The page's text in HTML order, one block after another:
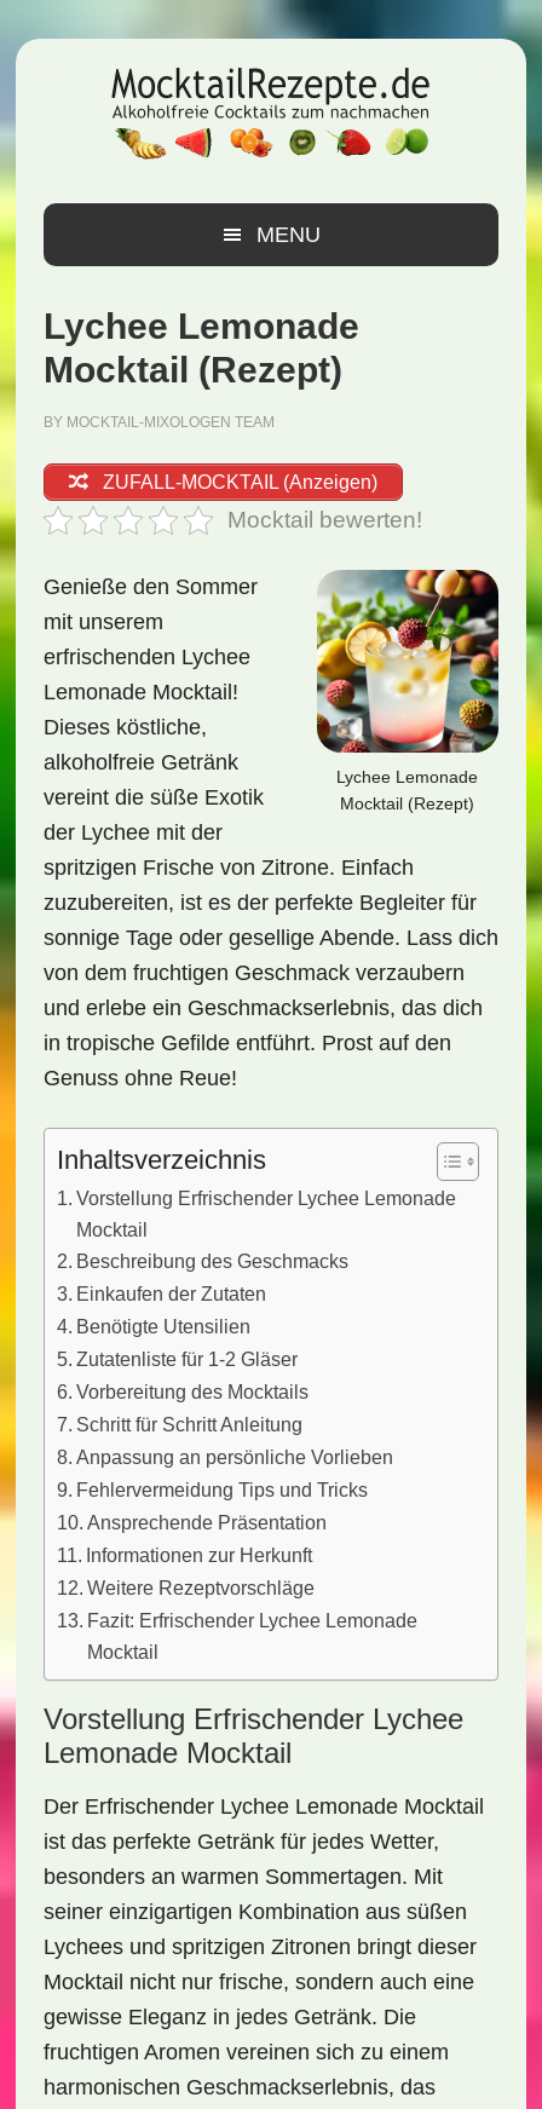
Hauptnavigation
Inhalt
Seitenspalte
MENU
Lychee Lemonade
Mocktail (Rezept)
BY MOCKTAIL-MIXOLOGEN TEAM
ZUFALL-MOCKTAIL (Anzeigen)
Mocktail bewerten!
Lychee Lemonade
Mocktail (Rezept)
Genieße den Sommer
mit unserem
erfrischenden Lychee
Lemonade Mocktail!
Dieses köstliche,
alkoholfreie Getränk
vereint die süße Exotik
der Lychee mit der
spritzigen Frische von Zitrone. Einfach
zuzubereiten, ist es der perfekte Begleiter für
sonnige Tage oder gesellige Abende. Lass dich
von dem fruchtigen Geschmack verzaubern
und erlebe ein Geschmackserlebnis, das dich
in tropische Gefilde entführt. Prost auf den
Genuss ohne Reue!
Inhaltsverzeichnis
Vorstellung Erfrischender Lychee Lemonade
Mocktail
Beschreibung des Geschmacks
Einkaufen der Zutaten
Benötigte Utensilien
Zutatenliste für 1-2 Gläser
Vorbereitung des Mocktails
Schritt für Schritt Anleitung
Anpassung an persönliche Vorlieben
Fehlervermeidung Tips und Tricks
Ansprechende Präsentation
Informationen zur Herkunft
Weitere Rezeptvorschläge
Fazit: Erfrischender Lychee Lemonade
Mocktail
Vorstellung Erfrischender Lychee
Lemonade Mocktail
Der Erfrischender Lychee Lemonade Mocktail
ist das perfekte Getränk für jedes Wetter,
besonders an warmen Sommertagen. Mit
seiner einzigartigen Kombination aus süßen
Lycheesund spritzigen Zitronen bringt dieser
Mocktail nicht nur frische, sondern auch eine
gewisse Eleganz in jedes Getränk. Die
fruchtigen Aromen vereinen sich zu einem
harmonischen Geschmackserlebnis, das